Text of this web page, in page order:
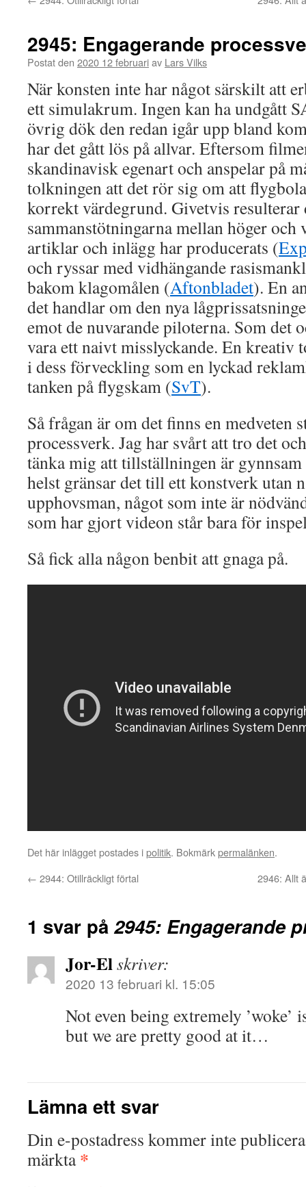
2945: Engagerande
Postat den 2020 12 februariav Lars Vilks
När konsten inte har något särskilt att
ett simulakrum. Ingen kan ha undgått
övrig dök den redan igår upp bland
har det gått lös på allvar. Eftersom
skandinavisk egenart och anspelar på
tolkningen att det rör sig om att
korrekt värdegrund. Givetvis resulterar
sammanstötningarna mellan höger och
artiklar och inlägg har producerats (
och ryssar med vidhängande
bakom klagomålen (Aftonbladet). En
det handlar om den nya
emot de nuvarande piloterna. Som det
vara ett naivt misslyckande. En kreativ
i dess förveckling som en lyckad
tanken på flygskam (SvT).
Så frågan är om det finns en medveten
processverk. Jag har svårt att tro det
tänka mig att tillställningen är
helst gränsar det till ett konstverk utan
upphovsman, något som inte är
som har gjort videon står bara för
Så fick alla någon benbit att gnaga på.
Det här inlägget postades ipolitik. Bokmärkpermalänken.
← 2944: Otillräckligt förtal 2946: Allt
1 svar på2945: Engagerande
Jor-Elskriver:
2020 13 februari kl. 15:05
Not even being extremely ’woke’
but we are pretty good at it…
Lämna ett svar
Din e-postadress kommer inte
märkta*